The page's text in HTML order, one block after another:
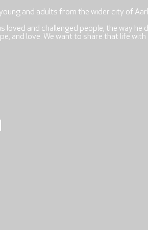
and adults from the wider city of
loved and challenged people, the way he
and love. We want to share that life with